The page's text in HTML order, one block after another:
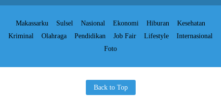
Makassarku Sulsel Nasional Ekonomi Hiburan
Kesehatan
Kriminal
Olahraga Pendidikan Job Fair Lifestyle
Internasional
Foto
Back to Top